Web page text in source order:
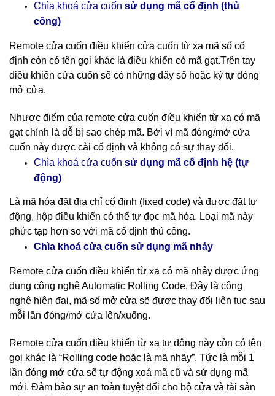
Chìa khoá cửa cuốn sử dụng mã cố định (thủ
công)
Remote cửa cuốn điều khiển cửa cuốn từ xa mã số cố
định còn có tên gọi khác là điều khiển có mã gạt.Trên tay
điều khiển cửa cuốn sẽ có những dãy số hoặc ký tự đóng
mở cửa.
Nhược điểm của remote cửa cuốn điều khiển từ xa có mã
gạt chính là dễ bị sao chép mã. Bởi vì mã đóng/mở cửa
cuốn này được cài cố định và không có sự thay đổi.
Chìa khoá cửa cuốn sử dụng mã cố định hệ (tự
động)
Là mã hóa đặt địa chỉ cố định (fixed code) và được đặt tự
động, hộp điều khiển có thể tự đọc mã hóa. Loại mã này
phức tạp hơn so với mã cố định thủ công.
Chìa khoá cửa cuốn sử dụng mã nhảy
Remote cửa cuốn điều khiển từ xa có mã nhảy được ứng
dụng công nghệ Automatic Rolling Code. Đây là công
nghệ hiện đại, mã số mở cửa sẽ được thay đổi liên tục sau
mỗi lần đóng/mở cửa lên/xuống.
Remote cửa cuốn điều khiển từ xa tự động này còn có tên
gọi khác là “Rolling code hoặc là mã nhãy”. Tức là mỗi 1
lần đóng mở cửa sẽ tự động xoá mã cũ và sử dụng mã
mới. Đảm bảo sự an toàn tuyệt đối cho bộ cửa và tài sản